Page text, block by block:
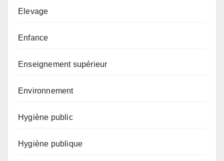
Elevage
Enfance
Enseignement supérieur
Environnement
Hygiène public
Hygiène publique